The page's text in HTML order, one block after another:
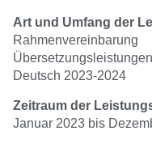
Art und Umfang der
Deutsch 2023-2024
Zeitraum der
Januar 2023 bis